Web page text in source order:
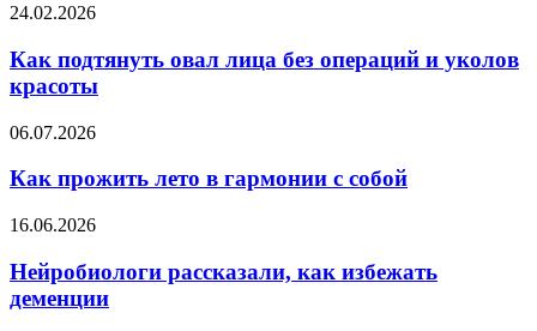
Как
овал
лица
без
и
красоты
24.02.2026
Как подтянуть овал лица без операций и уколов
красоты
Как
лето
гармонии
собой
06.07.2026
Как прожить лето в гармонии с собой
Нейробиологи
как
избежать
деменции
16.06.2026
Нейробиологи рассказали, как избежать
деменции